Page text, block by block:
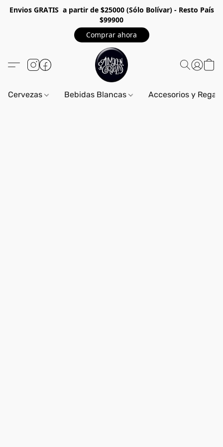
Envios GRATIS a partir de $25000 (Sólo Bolívar) - Resto País
$99900
Comprar ahora
Cervezas Bebidas Blancas Accesorios y